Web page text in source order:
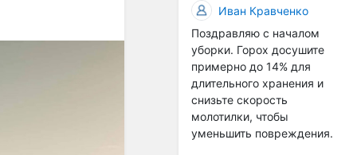
Иван Кравченко
Поздравляю с началом
уборки. Горох досушите
примерно до 14% для
длительного хранения и
снизьте скорость
молотилки, чтобы
уменьшить повреждения.